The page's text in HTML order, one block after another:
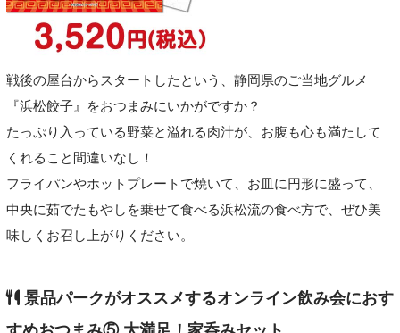
戦後の屋台からスタートしたという、静岡県のご当地グルメ
『浜松餃子』をおつまみにいかがですか？
たっぷり入っている野菜と溢れる肉汁が、お腹も心も満たして
くれること間違いなし！
フライパンやホットプレートで焼いて、お皿に円形に盛って、
中央に茹でたもやしを乗せて食べる浜松流の食べ方で、ぜひ美
味しくお召し上がりください。
景品パークがオススメするオンライン飲み会におす